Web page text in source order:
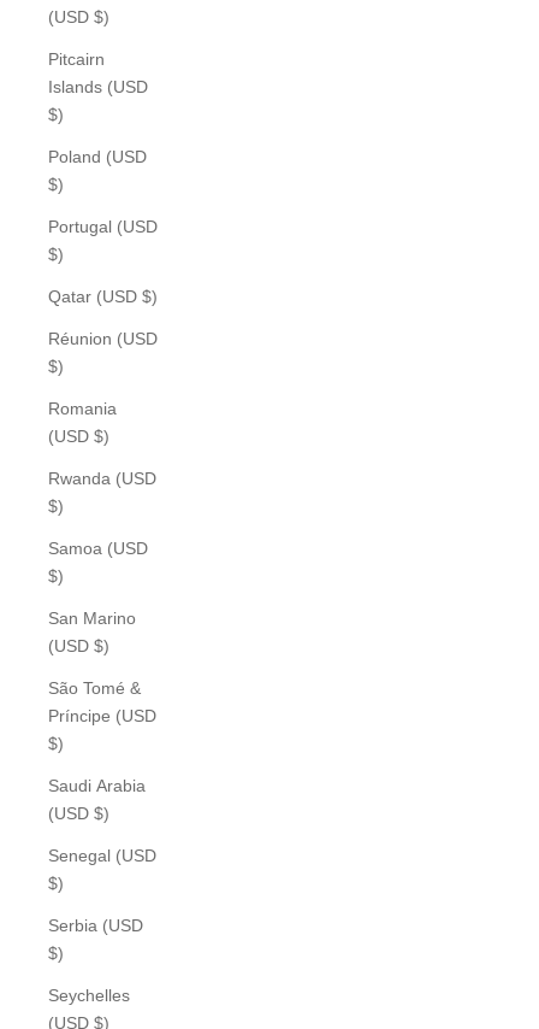
(USD $)
Pitcairn
Islands (USD
$)
Poland (USD
$)
Portugal (USD
$)
Qatar (USD $)
Réunion (USD
$)
Romania
(USD $)
Rwanda (USD
$)
Samoa (USD
$)
San Marino
(USD $)
São Tomé &
Príncipe (USD
$)
Saudi Arabia
(USD $)
Senegal (USD
$)
Serbia (USD
$)
Seychelles
(USD $)